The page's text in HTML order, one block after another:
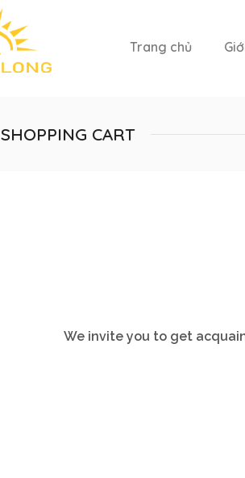
Trang chủ
SHOPPING CART
We invite you to get